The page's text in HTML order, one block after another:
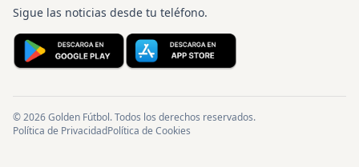
Sigue las noticias desde tu teléfono.
© 2026 Golden Fútbol. Todos los derechos reservados.
Política de PrivacidadPolítica de Cookies